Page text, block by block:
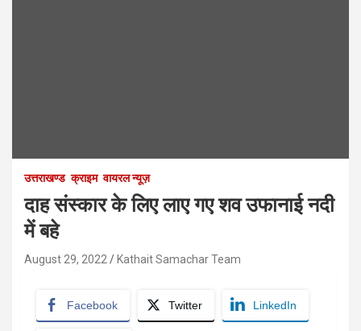
उत्तराखण्ड क्राइम वायरल न्यूज़
दाह संस्कार के लिए लाए गए शव उफानाई नदी
में बहे
August 29, 2022 Kathait Samachar Team
Facebook Twitter LinkedIn